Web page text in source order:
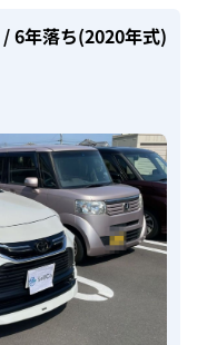
/ 6年落ち(2020年式)